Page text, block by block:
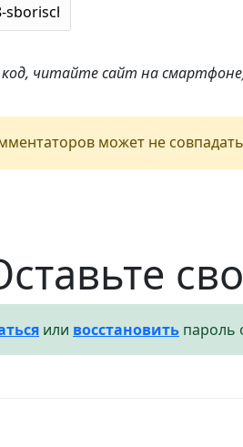
читайте сайт на
может не
или восстановить пароль